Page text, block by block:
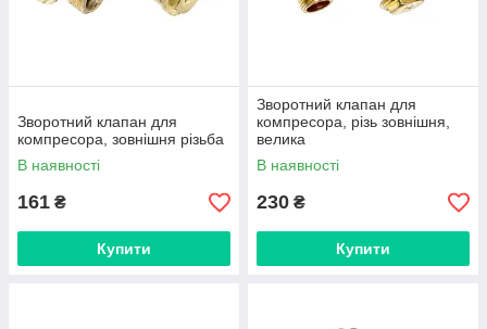
Зворотний клапан для
компресора, зовнішня різьба
В наявності
161 ₴
Купити
Зворотний клапан для
компресора, різь зовнішня,
велика
В наявності
230 ₴
Купити